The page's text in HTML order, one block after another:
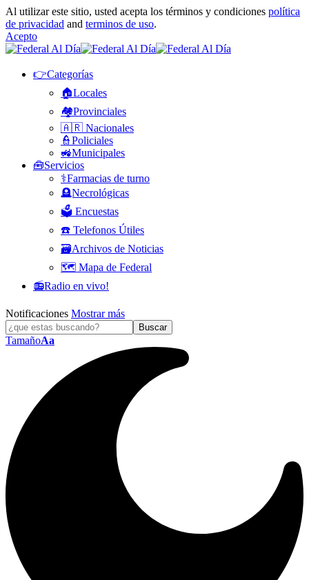
Al utilizar este sitio, usted acepta los términos y condiciones política
de privacidad and terminos de uso.
Acepto
👉Categorías
🏠Locales
🏘️Provinciales
🇦🇷 Nacionales
👮Policiales
🚜Municipales
🧰Servicios
⚕️Farmacias de turno
🪦Necrológicas
🗳️ Encuestas
☎️ Telefonos Útiles
🗃️Archivos de Noticias
🗺️ Mapa de Federal
📻Radio en vivo!
Notificaciones Mostrar más
TamañoAa